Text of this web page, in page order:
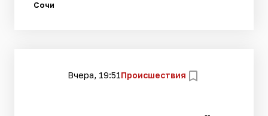
Сочи
Вчера, 19:51Происшествия